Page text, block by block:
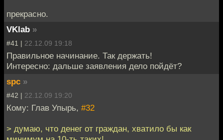
прекрасно.
VKlab »
#41 | 22.12.09 19:18
Правильное начинание. Так держать!
Интересно: дальше заявления дело пойдёт?
spc »
#42 | 22.12.09 19:20
Кому: Глав Упырь, #32
> думаю, что денег от граждан, хватило бы как